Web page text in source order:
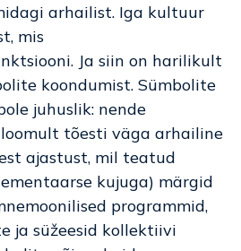
arhailist. Iga kultuur
mis
Ja siin on harilikult
koondumist. Sümbolite
juhuslik: nende
tõesti väga arhailine
ajastust, mil teatud
kujuga) märgid
programmid,
ja süžeesid kollektiivi